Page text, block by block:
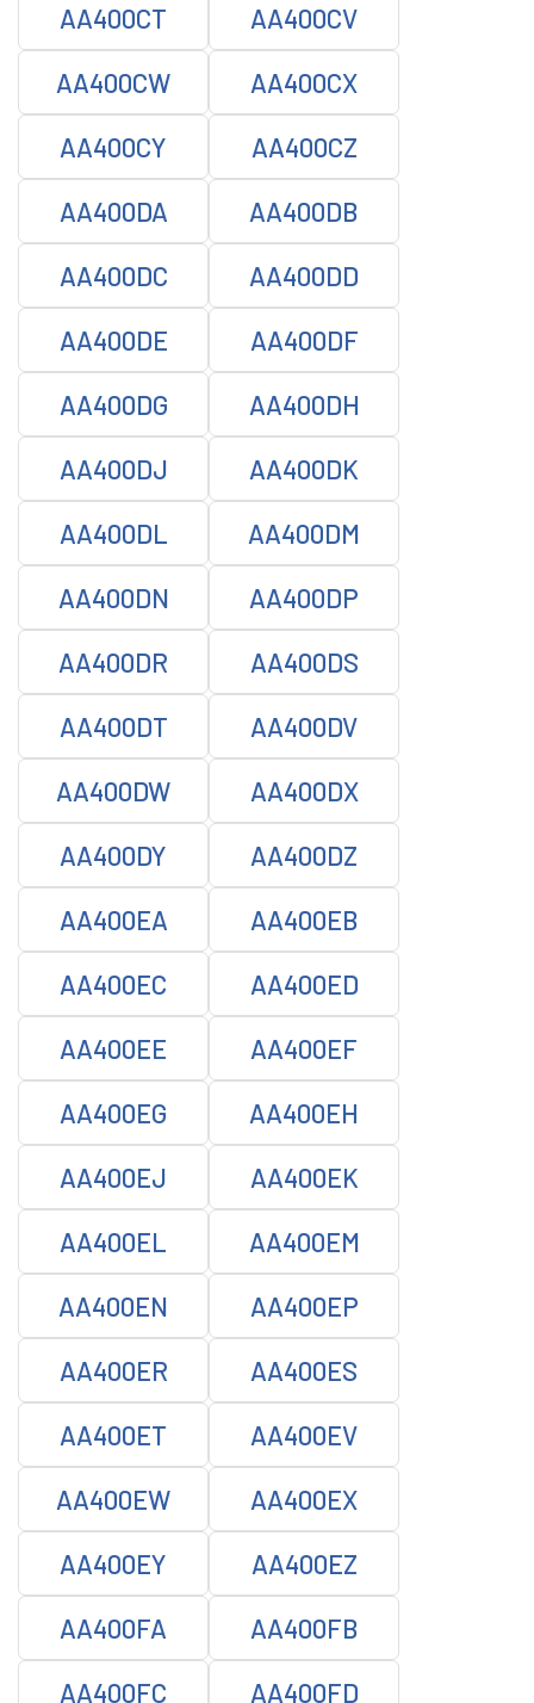
AA400CT AA400CV
AA400CW AA400CX
AA400CY AA400CZ
AA400DA AA400DB
AA400DC AA400DD
AA400DE AA400DF
AA400DG AA400DH
AA400DJ AA400DK
AA400DL AA400DM
AA400DN AA400DP
AA400DR AA400DS
AA400DT AA400DV
AA400DW AA400DX
AA400DY AA400DZ
AA400EA AA400EB
AA400EC AA400ED
AA400EE AA400EF
AA400EG AA400EH
AA400EJ AA400EK
AA400EL AA400EM
AA400EN AA400EP
AA400ER AA400ES
AA400ET AA400EV
AA400EW AA400EX
AA400EY AA400EZ
AA400FA AA400FB
AA400FC AA400FD